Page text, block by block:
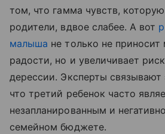
том, что гамма чувств,
родители, вдвое слабее. А вот
малыша не только не
радости, но и увеличивает
дерессии. Эксперты связывают
что третий ребенок часто
незапланированным и
семейном бюджете.